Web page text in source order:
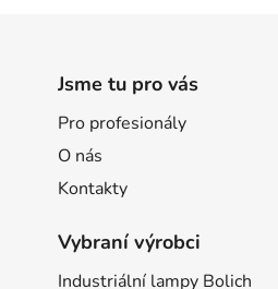
Jsme tu pro vás
Pro profesionály
O nás
Kontakty
Vybraní výrobci
Industriální lampy Bolich